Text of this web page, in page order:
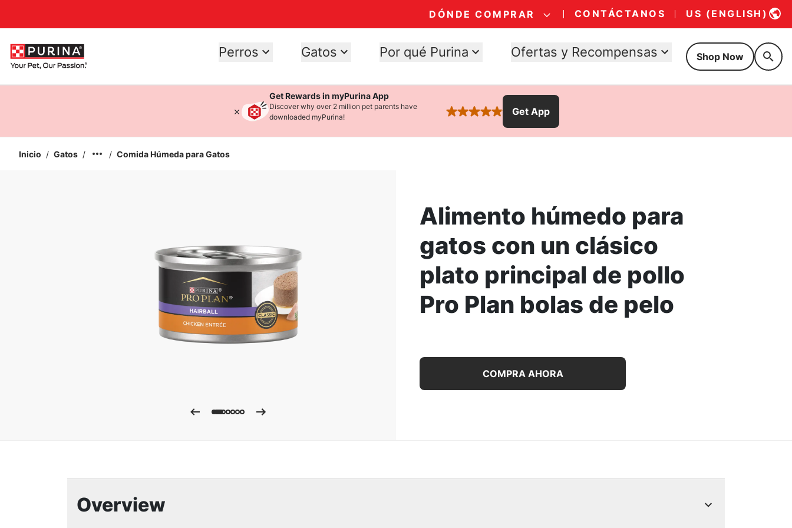
DÓNDE COMPRAR CONTÁCTANOS US (ENGLISH)
Perros Gatos Por qué Purina Ofertas y Recompensas Shop Now
Get Rewards in myPurina App
Discover why over 2 million pet parents have
downloaded myPurina!
rated 4.9 stars
Get App
Inicio / Gatos / / Comida Húmeda para Gatos
Ampliar la Imagen
Alimento húmedo para
gatos con un clásico
plato principal de pollo
Pro Plan bolas de pelo
Alimento húmedo para gatos con un clásico plato principal de pollo Pro Plan
COMPRA AHORA
Overview